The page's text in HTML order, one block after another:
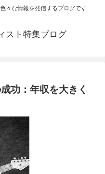
々な情報を発信するブログです
スト特集ブログ
功：年収を大きく